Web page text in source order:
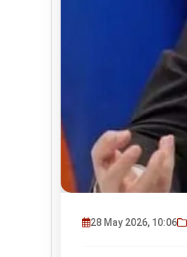
28 May 2026, 10:06